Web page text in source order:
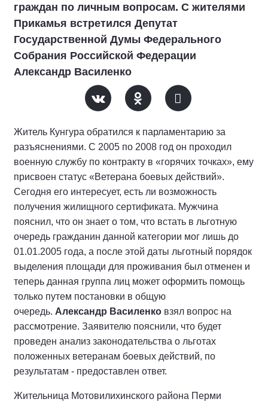
граждан по личным вопросам. С жителями
Прикамья встретился Депутат
Государственной Думы Федерального
Собрания Российской Федерации
Александр Василенко
Житель Кунгура обратился к парламентарию за
разъяснениями. С 2005 по 2008 год он проходил
военную службу по контракту в «горячих точках», ему
присвоен статус «Ветерана боевых действий».
Сегодня его интересует, есть ли возможность
получения жилищного сертификата. Мужчина
пояснил, что он знает о том, что встать в льготную
очередь гражданин данной категории мог лишь до
01.01.2005 года, а после этой даты льготный порядок
выделения площади для проживания был отменен и
теперь данная группа лиц может оформить помощь
только путем постановки в общую
очередь. Александр Василенко взял вопрос на
рассмотрение. Заявителю пояснили, что будет
проведен анализ законодательства о льготах
положенных ветеранам боевых действий, по
результатам - предоставлен ответ.
Жительница Мотовилихинского района Перми